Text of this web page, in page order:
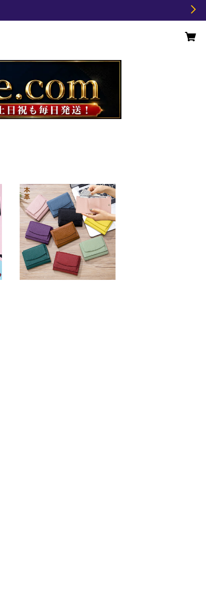
本革スマート財布 5色選べ
る ウォーレット 小銭入れ
付き コインケース 牛革 財
布 カードケース メンズ レ
ディース 男女兼用 ポケッ
トサイズ 送料無料 プレゼ
ント
¥2,980
50%OFF